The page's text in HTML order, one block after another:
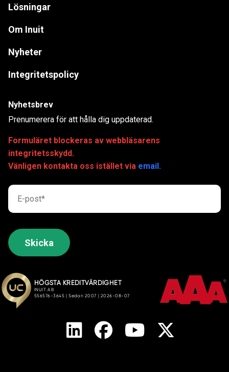
Lösningar
Om Inuit
Nyheter
Integritetspolicy
Nyhetsbrev
Prenumerera för att hålla dig uppdaterad.
Formuläret blockeras av webbläsarens
integritetsskydd.
Vänligen kontakta oss istället via email.